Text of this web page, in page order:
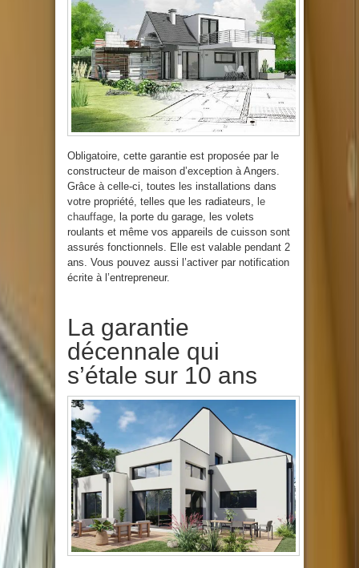
Obligatoire, cette garantie est proposée par le
constructeur de maison d’exception à Angers.
Grâce à celle-ci, toutes les installations dans
votre propriété, telles que les radiateurs, le
chauffage, la porte du garage, les volets
roulants et même vos appareils de cuisson sont
assurés fonctionnels. Elle est valable pendant 2
ans. Vous pouvez aussi l’activer par notification
écrite à l’entrepreneur.
La garantie
décennale qui
s’étale sur 10 ans